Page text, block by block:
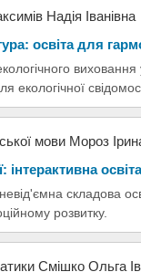
Надія Іванівна
освіта для
екологічної
мови Мороз
інтерактивна
невід'ємна складова
розвитку.
Смішко Ольга